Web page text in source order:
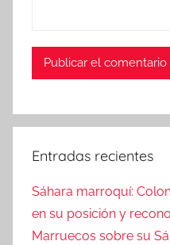
Entradas recientes
Sáhara marroquí:
en su posición y
Marruecos sobre su